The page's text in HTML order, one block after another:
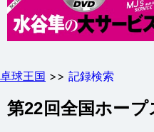
卓球王国 >> 記録検索
第22回全国ホープ